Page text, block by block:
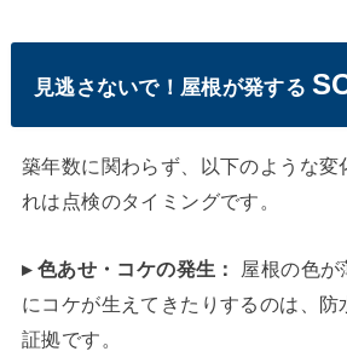
見逃さないで！屋根が発する
築年数に関わらず、以下のような変
れは点検のタイミングです。
▸ 色あせ・コケの発生：
屋根の色が
にコケが生えてきたりするのは、防
証拠です。